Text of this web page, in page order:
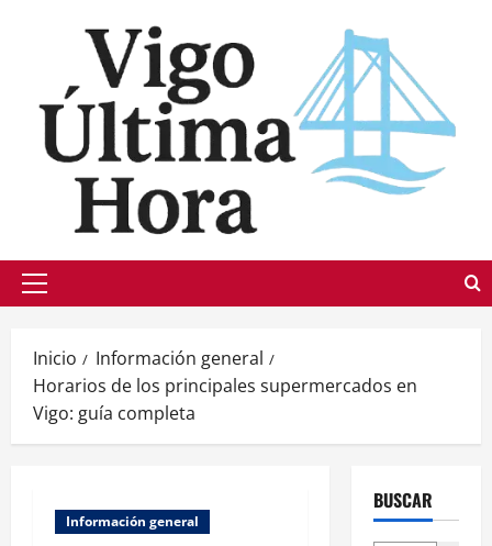
Menú
Inicio
Información general
Horarios de los principales supermercados en
Vigo: guía completa
Información general
BUSCAR